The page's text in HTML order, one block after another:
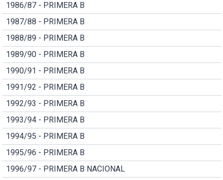
1986/87 - PRIMERA B
1987/88 - PRIMERA B
1988/89 - PRIMERA B
1989/90 - PRIMERA B
1990/91 - PRIMERA B
1991/92 - PRIMERA B
1992/93 - PRIMERA B
1993/94 - PRIMERA B
1994/95 - PRIMERA B
1995/96 - PRIMERA B
1996/97 - PRIMERA B NACIONAL